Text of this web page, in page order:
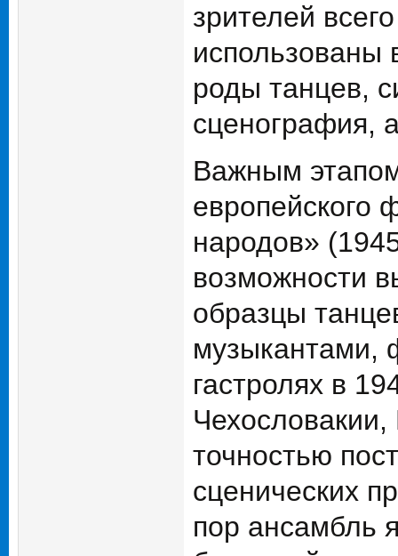
зрителей
использованы
роды танцев,
сценография,
Важным
европейского
народов»
возможности
образцы
музыкантами,
гастролях в
точностью
сценических
пор ансамбль